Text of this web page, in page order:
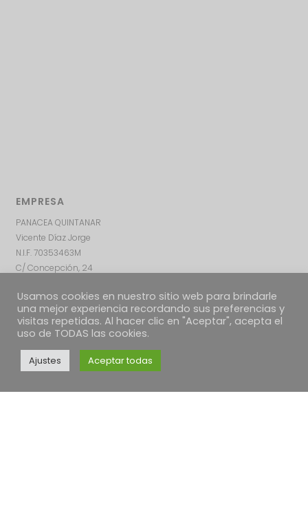
EMPRESA
PANACEA QUINTANAR
Vicente Díaz Jorge
N.I.F. 70353463M
C/ Concepción, 24
Toledo – ESPAÑA
Usamos cookies en nuestro sitio web para brindarle
una mejor experiencia recordando sus preferencias y
visitas repetidas. Al hacer clic en "Aceptar", acepta el
uso de TODAS las cookies.
Ajustes Aceptar todas